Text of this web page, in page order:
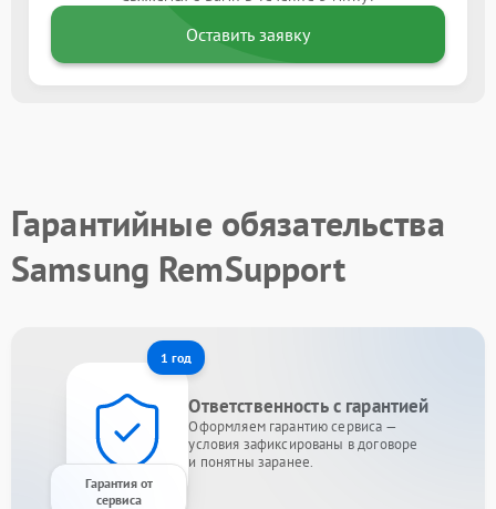
Оставить заявку
Гарантийные обязательства
Samsung RemSupport
1 год
Гарантия от
сервиса
Ответственность с гарантией
Оформляем гарантию сервиса —
условия зафиксированы в договоре
и понятны заранее.